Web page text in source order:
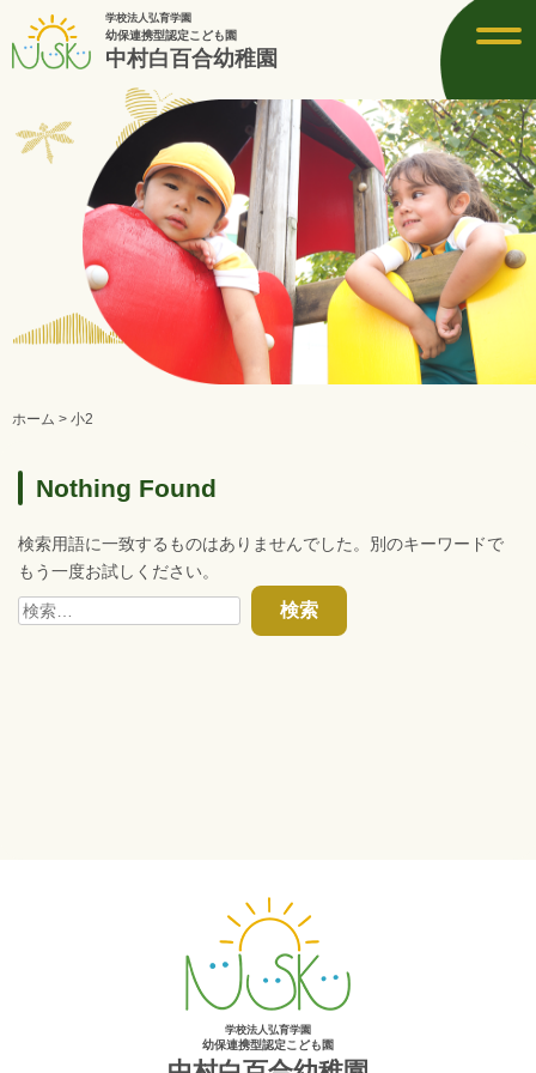
学校法人弘育学園
幼保連携型認定こども園
中村白百合幼稚園
ホーム > 小2
Nothing Found
検索用語に一致するものはありませんでした。別のキーワードで
もう一度お試しください。
検
索:
学校法人弘育学園
幼保連携型認定こども園